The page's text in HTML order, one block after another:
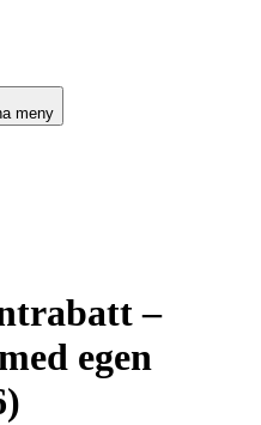
meny
–
egen